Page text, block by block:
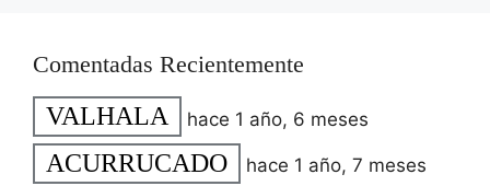
Comentadas Recientemente
VALHALA hace 1 año, 6 meses
ACURRUCADO hace 1 año, 7 meses